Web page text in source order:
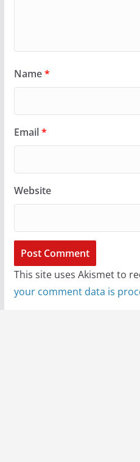
Name*
Email*
Website
This site uses Akismet to
your comment data is